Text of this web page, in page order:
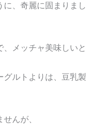
、奇麗に固まりまし
メッチャ美味しいと
グルトよりは、豆乳製
んが、